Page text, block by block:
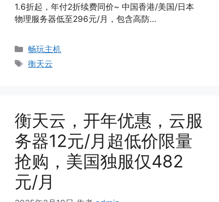
1.6折起，年付2折续费同价~ 中国香港/美国/日本
物理服务器低至296元/月，包含高防…
分
类
畅玩主机
标
衡天云
衡天云，开年优惠，云服
务器12元/月超低价限量
抢购，美国独服仅482
元/月